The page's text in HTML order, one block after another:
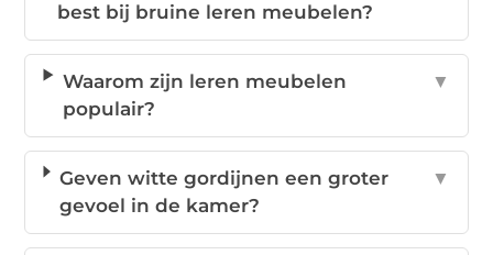
best bij bruine leren meubelen?
Waarom zijn leren meubelen
populair?
▼
Geven witte gordijnen een groter
gevoel in de kamer?
▼